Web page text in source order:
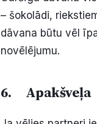
– šokolādi,
dāvana būtu vēl
novēlējumu.
6. Apakšveļa